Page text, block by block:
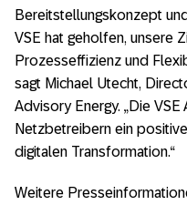
Bereitstellungskonzept
VSE hat geholfen, unsere
Prozesseffizienz und
sagt Michael Utecht,
Advisory Energy. „Die
Netzbetreibern ein
digitalen Transformation.“
Weitere